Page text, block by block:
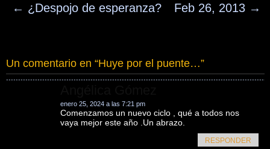
← ¿Despojo de esperanza? Feb 26, 2013 →
Un comentario en “Huye por el puente…”
enero 25, 2024 a las 7:21 pm
Comenzamos un nuevo ciclo , qué a todos nos
vaya mejor este año .Un abrazo.
RESPONDER